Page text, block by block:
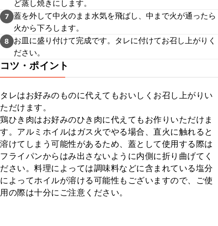
ど蒸し焼きにします。
7 蓋を外して中火のまま水気を飛ばし、中まで火が通ったら
火から下ろします。
8
お皿に盛り付けて完成です。タレに付けてお召し上がりく
ださい。
コツ・ポイント
タレはお好みのものに代えてもおいしくお召し上がりい
ただけます。
鶏ひき肉はお好みのひき肉に代えてもお作りいただけま
す。アルミホイルはガス火でやる場合、直火に触れると
溶けてしまう可能性があるため、蓋として使用する際は
フライパンからはみ出さないように内側に折り曲げてく
ださい。料理によっては調味料などに含まれている塩分
によってホイルが溶ける可能性もございますので、ご使
用の際は十分にご注意ください。